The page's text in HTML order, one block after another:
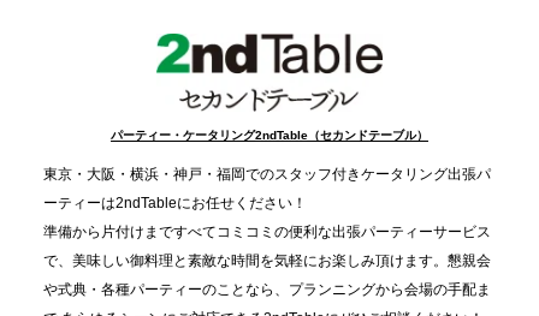
事提供を実施へ
TBS「Nスタ」で、2ndTable「1DISH」が紹介され
ました
2025.11.21
プレスリリースのご案内｜忘年会は“移動時間ゼロ
分”の時代へ。法人注文が前年比5倍に伸びた「宅配
パーティー・ケータリング2ndTable（セカンドテーブル）
東京・大阪・横浜・神戸・福岡でのスタッフ付きケータリング出張パ
ーティーは2ndTableにお任せください！
準備から片付けまですべてコミコミの便利な出張パーティーサービス
で、美味しい御料理と素敵な時間を気軽にお楽しみ頂けます。懇親会
や式典・各種パーティーのことなら、プランニングから会場の手配ま